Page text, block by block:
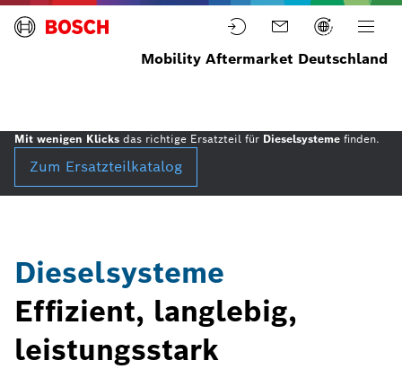
Mobility Aftermarket Deutschland
Mit wenigen Klicks das richtige Ersatzteil für Dieselsysteme finden.
Zum Ersatzteilkatalog
Dieselsysteme
Effizient, langlebig,
leistungsstark